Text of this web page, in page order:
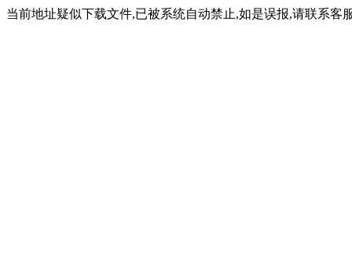
当前地址疑似下载文件,已被系统自动禁止,如是误报,请联系客